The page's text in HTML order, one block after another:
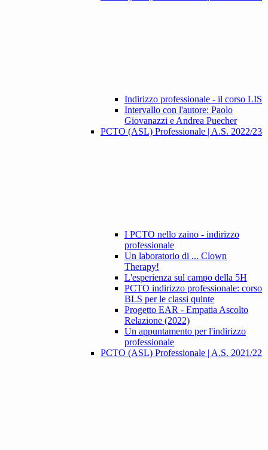
Indirizzo professionale - il corso LIS
Intervallo con l'autore: Paolo
Giovanazzi e Andrea Puecher
PCTO (ASL) Professionale | A.S. 2022/23
I PCTO nello zaino - indirizzo
professionale
Un laboratorio di ... Clown
Therapy!
L'esperienza sul campo della 5H
PCTO indirizzo professionale: corso
BLS per le classi quinte
Progetto EAR - Empatia Ascolto
Relazione (2022)
Un appuntamento per l'indirizzo
professionale
PCTO (ASL) Professionale | A.S. 2021/22